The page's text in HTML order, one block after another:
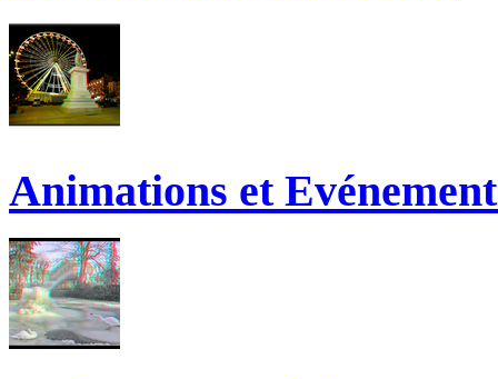
Animations et